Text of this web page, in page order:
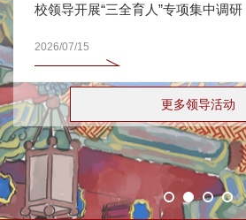
校领导开展“三全育人”专项集中调研
2026/07/15
更多领导活动